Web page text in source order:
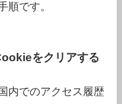
順です。
をクリアする
内でのアクセス履歴